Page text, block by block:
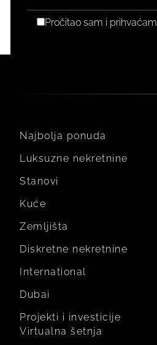
GDPRPročitao sam i prihvaćam
Najbolja ponuda
Luksuzne nekretnine
Stanovi
Kuće
Zemljišta
Diskretne nekretnine
International
Dubai
Projekti i investicije
Virtualna šetnja